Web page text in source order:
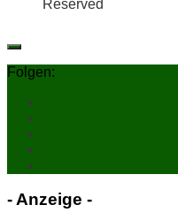
Reserved
Folgen:
- An­zei­ge -